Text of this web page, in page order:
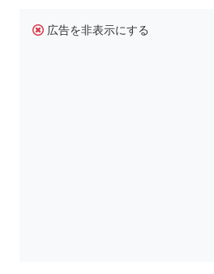
広告を非表示にする